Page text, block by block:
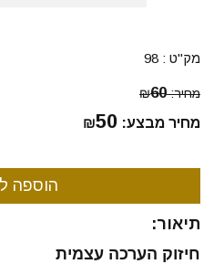
מק"ט : 98
מחיר: ₪60
מחיר מבצע: ₪50
תיאור:
חיזוק הערכה עצמית